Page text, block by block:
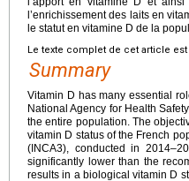
l’enrichissement des laits en
le statut en vitamine D de la
Le texte complet de cet article
Summary
Vitamin D has many essential
National Agency for Health
the entire population. The
vitamin D status of the French
(INCA3), conducted in
significantly lower than the
results in a biological vitamin D